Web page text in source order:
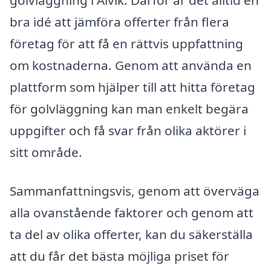
bra idé att jämföra offerter från flera
företag för att få en rättvis uppfattning
om kostnaderna. Genom att använda en
plattform som hjälper till att hitta företag
för golvläggning kan man enkelt begära
uppgifter och få svar från olika aktörer i
sitt område.
Sammanfattningsvis, genom att överväga
alla ovanstående faktorer och genom att
ta del av olika offerter, kan du säkerställa
att du får det bästa möjliga priset för